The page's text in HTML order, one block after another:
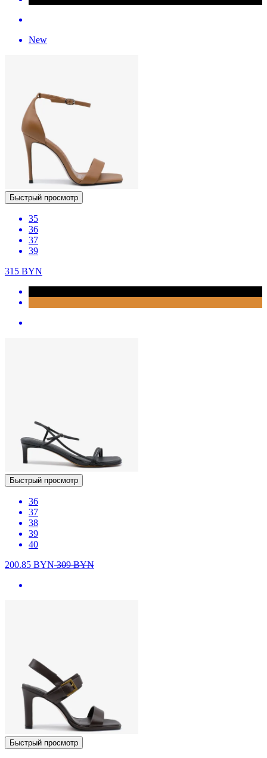
New
Быстрый просмотр
35
36
37
39
315 BYN
Быстрый просмотр
36
37
38
39
40
200.85 BYN309BYN
Быстрый просмотр